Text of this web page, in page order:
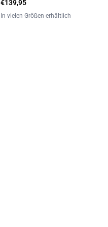
€139,95
In vielen Größen erhältlich